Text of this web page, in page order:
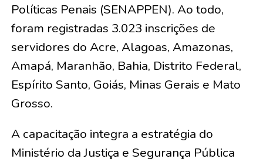
Políticas Penais (SENAPPEN). Ao todo,
foram registradas 3.023 inscrições de
servidores do Acre, Alagoas, Amazonas,
Amapá, Maranhão, Bahia, Distrito Federal,
Espírito Santo, Goiás, Minas Gerais e Mato
Grosso.
A capacitação integra a estratégia do
Ministério da Justiça e Segurança Pública